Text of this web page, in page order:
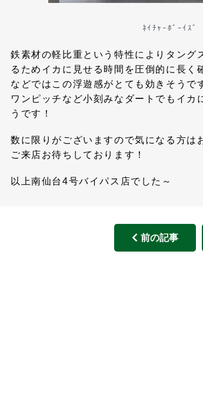
ﾈｲﾁｬｰﾎﾞｰｲｽﾞ
鉄素材の軽比重という特性によりタング
るためイカに見せる時間を圧倒的に長く
などではこの浮遊感がとても効きそうで
ワンピッチなど小刻みなダートでもイカ
うです！
数に限りがございますので気になる方は
ご来店お待ちしております！
以上南仙台4号バイパス店でした～
前の記事